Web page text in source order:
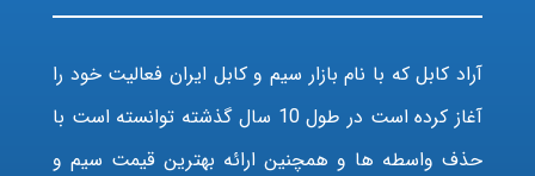
آراد کابل که با نام بازار سیم و کابل ایران فعالیت خود را
آغاز کرده است در طول 10 سال گذشته توانسته است با
حذف واسطه ها و همچنین ارائه بهترین قیمت سیم و